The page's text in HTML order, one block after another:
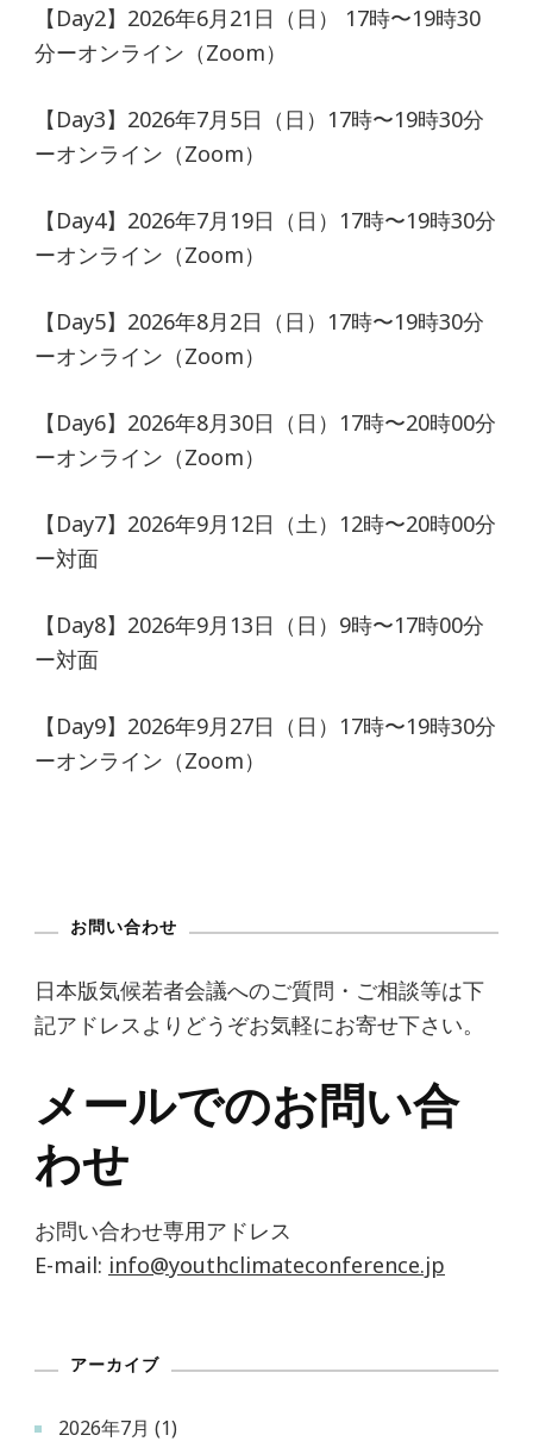
【Day2】2026年6月21日（日） 17時〜19時30
分ーオンライン（Zoom）
【Day3】2026年7月5日（日）17時〜19時30分
ーオンライン（Zoom）
【Day4】2026年7月19日（日）17時〜19時30分
ーオンライン（Zoom）
【Day5】2026年8月2日（日）17時〜19時30分
ーオンライン（Zoom）
【Day6】2026年8月30日（日）17時〜20時00分
ーオンライン（Zoom）
【Day7】2026年9月12日（土）12時〜20時00分
ー対面
【Day8】2026年9月13日（日）9時〜17時00分
ー対面
【Day9】2026年9月27日（日）17時〜19時30分
ーオンライン（Zoom）
お問い合わせ
日本版気候若者会議へのご質問・ご相談等は下
記アドレスよりどうぞお気軽にお寄せ下さい。
メールでのお問い合
わせ
お問い合わせ専用アドレス
E-mail: info@youthclimateconference.jp
アーカイブ
2026年7月 (1)